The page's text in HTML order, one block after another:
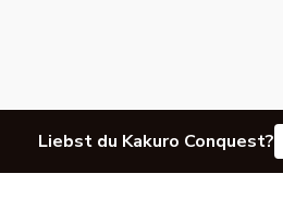
Liebst du Kakuro Conquest?